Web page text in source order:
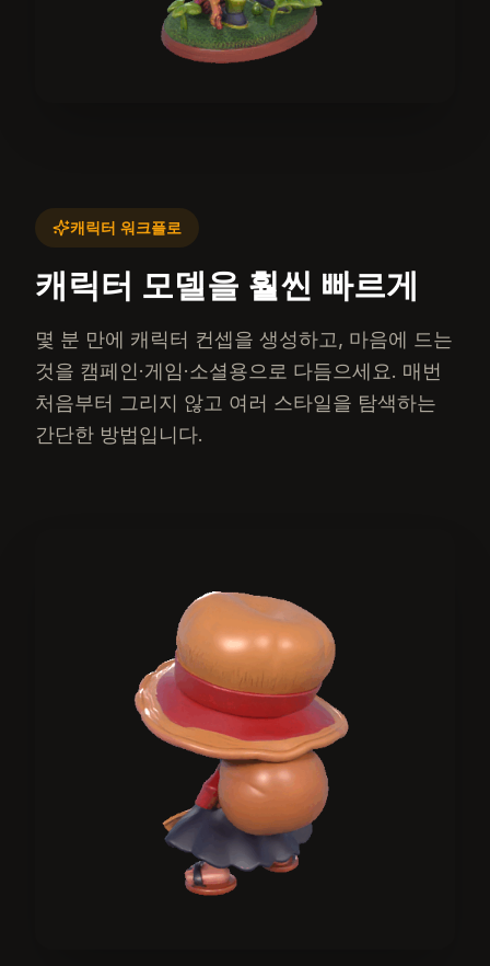
캐릭터 워크플로
캐릭터 모델을 훨씬 빠르게
몇 분 만에 캐릭터 컨셉을 생성하고, 마음에 드는
것을 캠페인·게임·소셜용으로 다듬으세요. 매번
처음부터 그리지 않고 여러 스타일을 탐색하는
간단한 방법입니다.